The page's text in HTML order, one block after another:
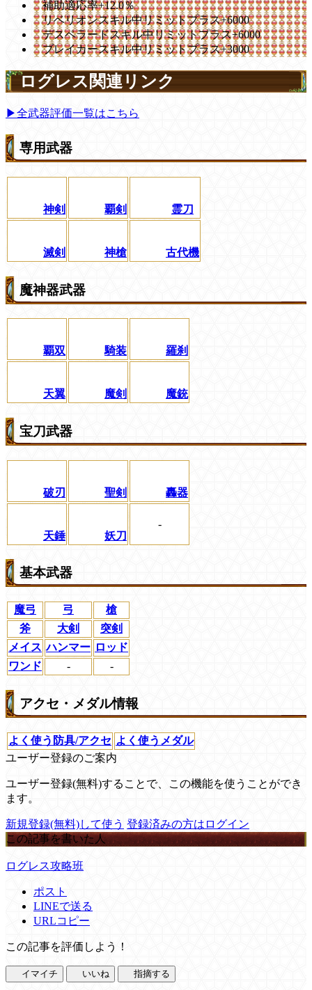
補助適応率+12.0％
リベリオンスキル中リミットプラス+6000
デスペラードスキル中リミットプラス+6000
ブレイカースキル中リミットプラス+3000
ログレス関連リンク
▶全武器評価一覧はこちら
専用武器
神剣 覇剣 霊刀
滅剣 神槍 古代機
魔神器武器
覇双 騎装 羅刹
天翼 魔剣 魔銃
宝刀武器
破刃 聖剣 轟器
天錘 妖刀
-
基本武器
魔弓 弓
槍
斧
大剣
突剣
メイス ハンマー ロッド
ワンド
- -
アクセ・メダル情報
よく使う防具/アクセ よく使うメダル
ユーザー登録のご案内
ユーザー登録(無料)することで、この機能を使うことができ
ます。
新規登録(無料)して使う 登録済みの方はログイン
この記事を書いた人
ログレス攻略班
ポスト
LINEで送る
URLコピー
この記事を評価しよう！
イマイチ いいね 指摘する